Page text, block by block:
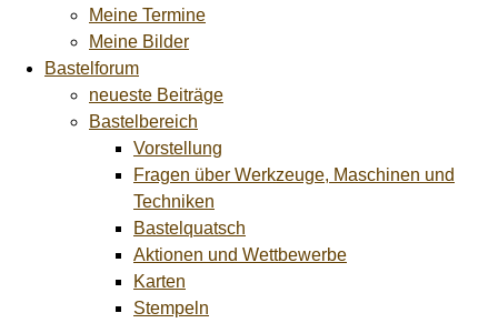
Meine Termine
Meine Bilder
Bastelforum
neueste Beiträge
Bastelbereich
Vorstellung
Fragen über Werkzeuge, Maschinen und
Techniken
Bastelquatsch
Aktionen und Wettbewerbe
Karten
Stempeln